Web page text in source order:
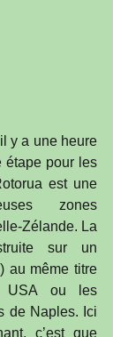
y a une heure
étape pour les
est une
zones
Zélande. La
sur un
au même titre
USA ou les
de Naples. Ici
c’est que